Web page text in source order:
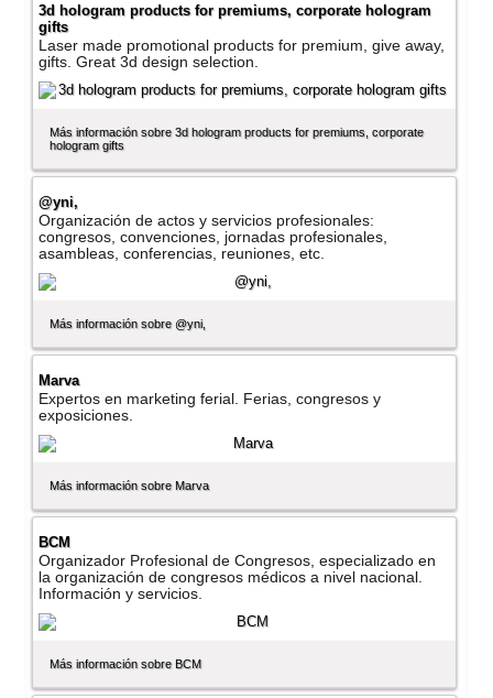
3d hologram products for premiums, corporate hologram
gifts
Laser made promotional products for premium, give away,
gifts. Great 3d design selection.
Más información sobre 3d hologram products for premiums, corporate
hologram gifts
@yni,
Organización de actos y servicios profesionales:
congresos, convenciones, jornadas profesionales,
asambleas, conferencias, reuniones, etc.
Más información sobre @yni,
Marva
Expertos en marketing ferial. Ferias, congresos y
exposiciones.
Más información sobre Marva
BCM
Organizador Profesional de Congresos, especializado en
la organización de congresos médicos a nivel nacional.
Información y servicios.
Más información sobre BCM